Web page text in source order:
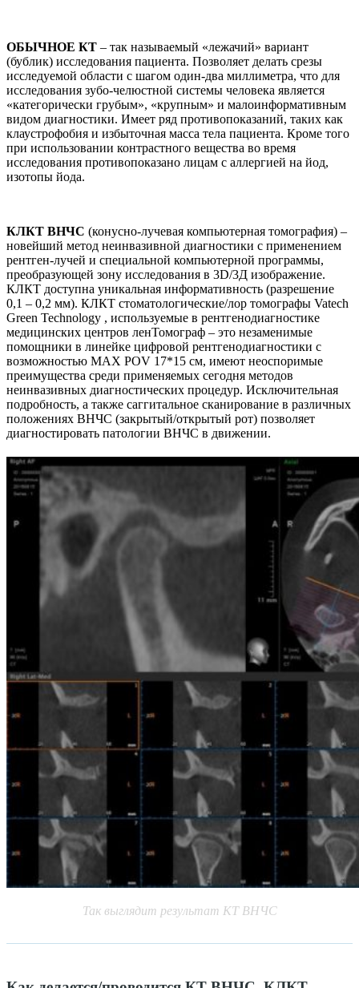
ОБЫЧНОЕ КТ – так называемый «лежачий» вариант
(бублик) исследования пациента. Позволяет делать срезы
исследуемой области с шагом один-два миллиметра, что для
исследования зубо-челюстной системы человека является
«категорически грубым», «крупным» и малоинформативным
видом диагностики. Имеет ряд противопоказаний, таких как
клаустрофобия и избыточная масса тела пациента. Кроме того
при использовании контрастного вещества во время
исследования противопоказано лицам с аллергией на йод,
изотопы йода.
КЛКТ ВНЧС (конусно-лучевая компьютерная томография) –
новейший метод неинвазивной диагностики с применением
рентген-лучей и специальной компьютерной программы,
преобразующей зону исследования в 3D/3Д изображение.
КЛКТ доступна уникальная информативность (разрешение
0,1 – 0,2 мм). КЛКТ стоматологические/лор томографы Vatech
Green Technology , используемые в рентгенодиагностике
медицинских центров ленТомограф – это незаменимые
помощники в линейке цифровой рентгенодиагностики с
возможностью MAX POV 17*15 см, имеют неоспоримые
преимущества среди применяемых сегодня методов
неинвазивных диагностических процедур. Исключительная
подробность, а также саггитальное сканирование в различных
положениях ВНЧС (закрытый/открытый рот) позволяет
диагностировать патологии ВНЧС в движении.
Так выглядит результат КТ ВНЧС